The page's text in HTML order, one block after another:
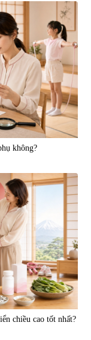
không?
chiều cao tốt nhất?